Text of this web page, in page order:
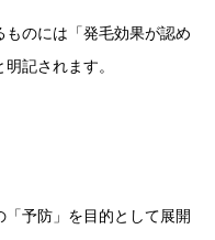
のには「発毛効果が認め
記されます。
「予防」を目的として展開